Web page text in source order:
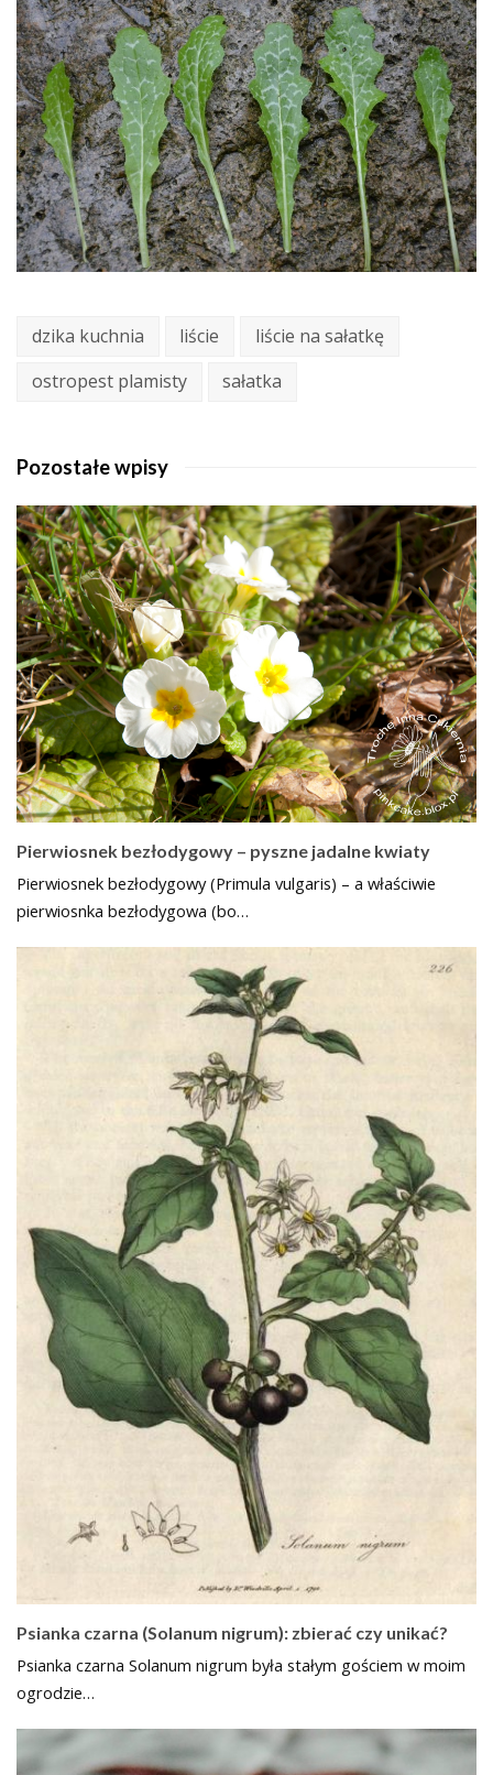
dzika kuchnia liście
liście na sałatkę
ostropest plamisty
sałatka
Pozostałe wpisy
Pierwiosnek bezłodygowy – pyszne jadalne kwiaty
Pierwiosnek bezłodygowy (Primula vulgaris) – a właściwie
pierwiosnka bezłodygowa (bo…
Psianka czarna (Solanum nigrum): zbierać czy unikać?
Psianka czarna Solanum nigrum była stałym gościem w moim
ogrodzie…